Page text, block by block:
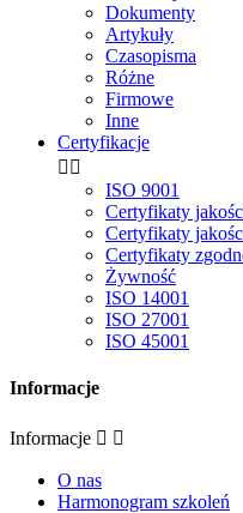
Dokumenty
Artykuły
Czasopisma
Różne
Firmowe
Inne
Certyfikacje
 
ISO 9001
Certyfikaty
Certyfikaty
Certyfikaty
Żywność
ISO 14001
ISO 27001
ISO 45001
Informacje
Informacje  
O nas
Harmonogram szkoleń